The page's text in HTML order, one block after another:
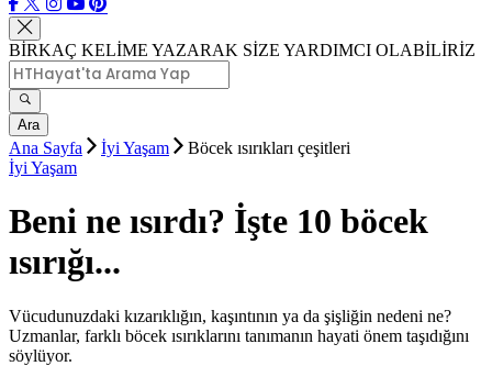
BİRKAÇ KELİME YAZARAK SİZE YARDIMCI OLABİLİRİZ
Ara
Ana Sayfa İyi Yaşam
Böcek ısırıkları çeşitleri
İyi Yaşam
Beni ne ısırdı? İşte 10 böcek
ısırığı...
Vücudunuzdaki kızarıklığın, kaşıntının ya da şişliğin nedeni ne?
Uzmanlar, farklı böcek ısırıklarını tanımanın hayati önem taşıdığını
söylüyor.